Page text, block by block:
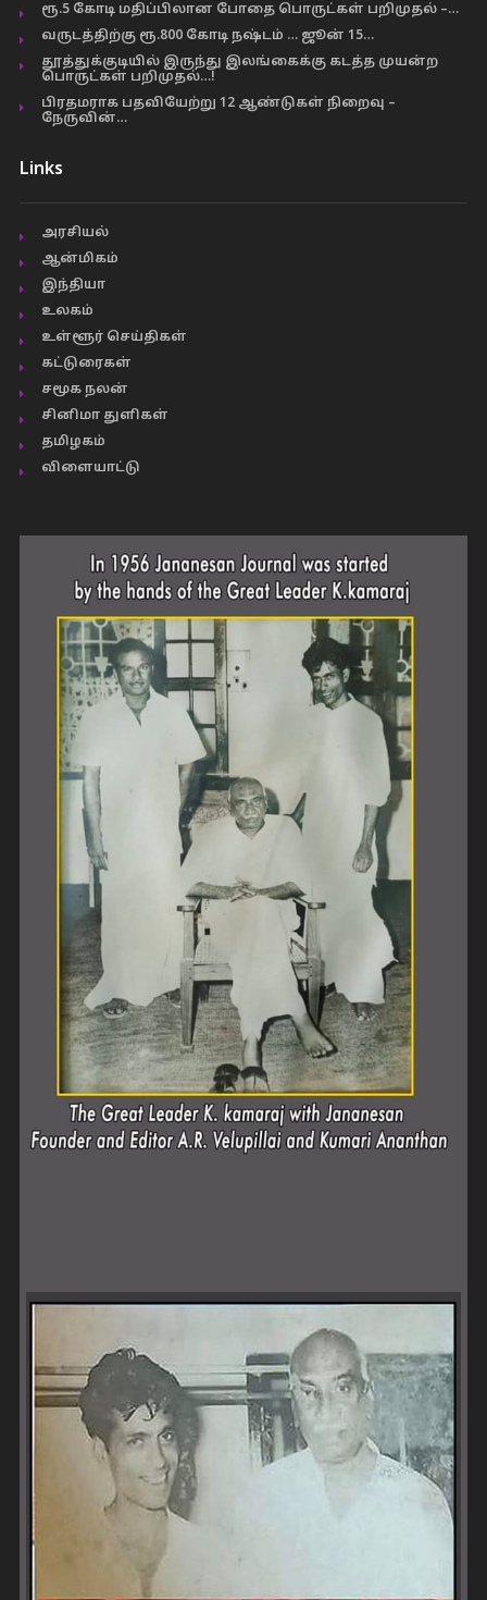
ரூ.5 கோடி மதிப்பிலான போதை பொருட்கள் பறிமுதல் –…
வருடத்திற்கு ரூ.800 கோடி நஷ்டம் … ஜூன் 15…
தூத்துக்குடியில் இருந்து இலங்கைக்கு கடத்த முயன்ற
பொருட்கள் பறிமுதல்…!
பிரதமராக பதவியேற்று 12 ஆண்டுகள் நிறைவு –
நேருவின்…
Links
அரசியல்
ஆன்மிகம்
இந்தியா
உலகம்
உள்ளூர் செய்திகள்
கட்டுரைகள்
சமூக நலன்
சினிமா துளிகள்
தமிழகம்
விளையாட்டு